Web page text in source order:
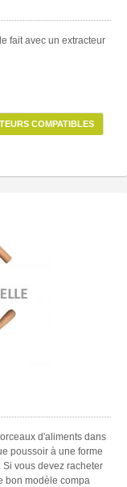
fait avec un extracteur
COMPATIBLES
d'aliments dans
poussoir à une forme
vous devez racheter
bon modèle compa